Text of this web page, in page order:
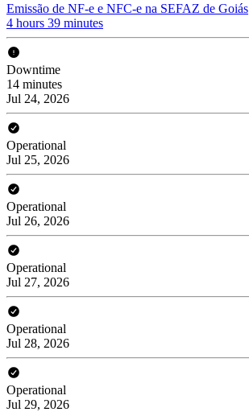
Emissão de NF-e e NFC-e na SEFAZ de Goiás
4 hours 39 minutes
Downtime
14 minutes
Jul 24, 2026
Operational
Jul 25, 2026
Operational
Jul 26, 2026
Operational
Jul 27, 2026
Operational
Jul 28, 2026
Operational
Jul 29, 2026